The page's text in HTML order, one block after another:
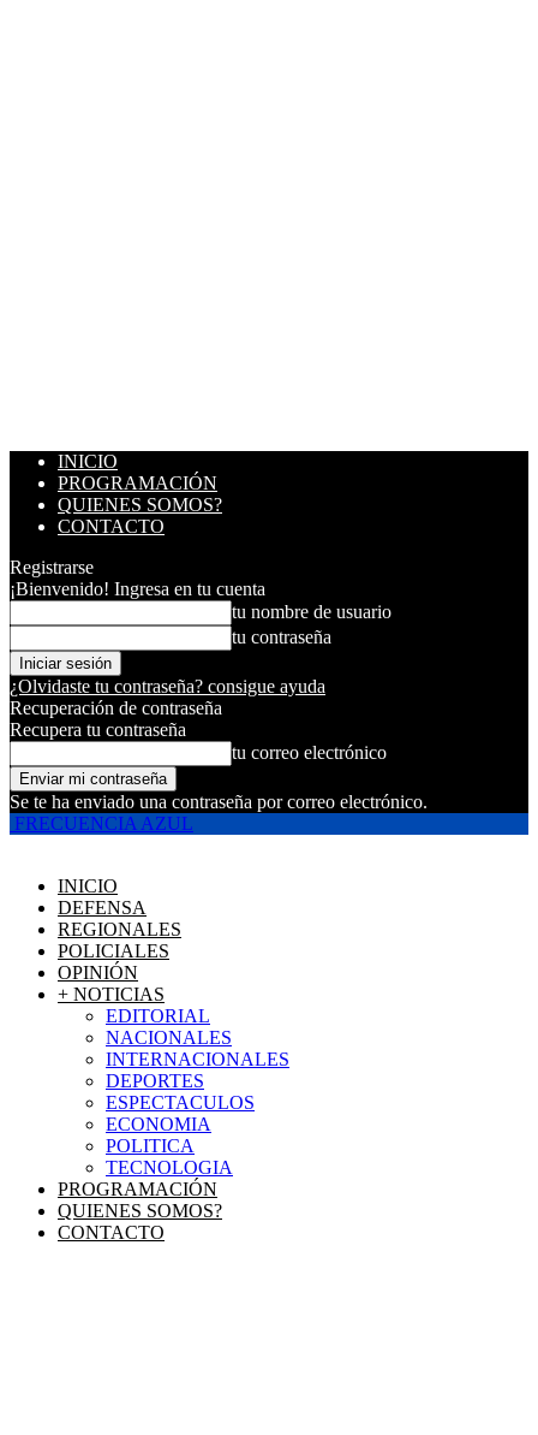
INICIO
PROGRAMACIÓN
QUIENES SOMOS?
CONTACTO
Registrarse
¡Bienvenido! Ingresa en tu cuenta
tu nombre de usuario
tu contraseña
¿Olvidaste tu contraseña? consigue ayuda
Recuperación de contraseña
Recupera tu contraseña
tu correo electrónico
Se te ha enviado una contraseña por correo electrónico.
FRECUENCIA AZUL
INICIO
DEFENSA
REGIONALES
POLICIALES
OPINIÓN
+ NOTICIAS
EDITORIAL
NACIONALES
INTERNACIONALES
DEPORTES
ESPECTACULOS
ECONOMIA
POLITICA
TECNOLOGIA
PROGRAMACIÓN
QUIENES SOMOS?
CONTACTO